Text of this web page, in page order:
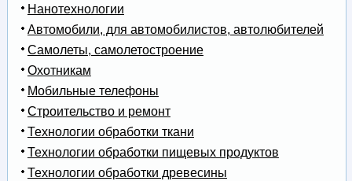
Нанотехнологии
Автомобили, для автомобилистов, автолюбителей
Самолеты, самолетостроение
Охотникам
Мобильные телефоны
Строительство и ремонт
Технологии обработки ткани
Технологии обработки пищевых продуктов
Технологии обработки древесины